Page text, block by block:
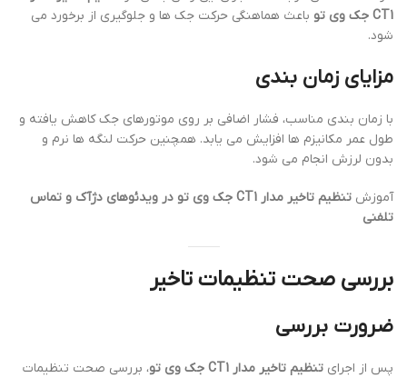
CT1 جک وی تو
باعث هماهنگی حرکت جک ها و جلوگیری از برخورد می
شود.
مزایای زمان بندی
با زمان بندی مناسب، فشار اضافی بر روی موتورهای جک کاهش یافته و
طول عمر مکانیزم ها افزایش می یابد. همچنین حرکت لنگه ها نرم و
بدون لرزش انجام می شود.
آموزش
تنظیم تاخیر مدار CT1 جک وی تو در ویدئوهای دژآک و تماس
تلفنی
بررسی صحت تنظیمات تاخیر
ضرورت بررسی
پس از اجرای تنظیم تاخیر مدار CT1 جک وی تو
، بررسی صحت تنظیمات